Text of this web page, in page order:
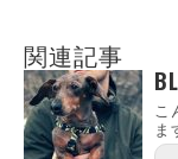
関連記事
こ
ま